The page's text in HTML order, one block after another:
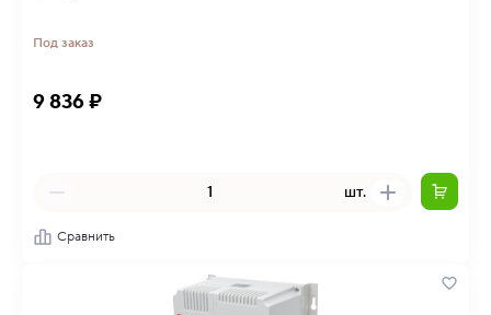
Под заказ
9 836 ₽
шт.
Сравнить